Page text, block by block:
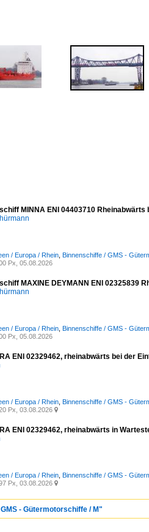
MINNA ENI 04403710 Rheinabwärts
/ Europa / Rhein Binnenschiffe / GMS -
Px, 05.08.2026
MAXINE DEYMANN ENI 02325839
/ Europa / Rhein Binnenschiffe / GMS -
Px, 05.08.2026
ENI 02329462, rheinabwärts bei der
/ Europa / Rhein Binnenschiffe / GMS -
Px, 03.08.2026 
ENI 02329462, rheinabwärts in
/ Europa / Rhein Binnenschiffe / GMS -
Px, 03.08.2026 
- Gütermotorschiffe / M"